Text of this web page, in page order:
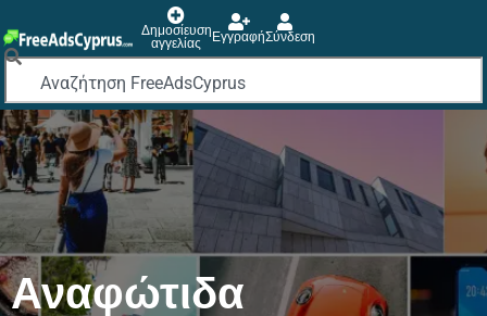
Δημοσίευση
αγγελίας
ΕγγραφήΣύνδεση
Αναφώτιδα